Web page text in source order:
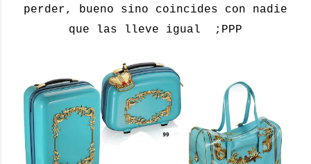
perder, bueno sino coincides con nadie
que las lleve igual ;PPP